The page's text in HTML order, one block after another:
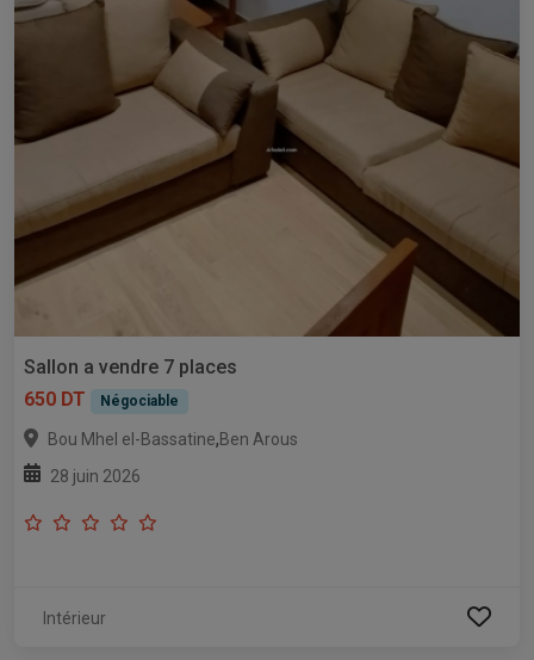
Sallon a vendre 7 places
650 DT
Négociable
Bou Mhel el-Bassatine,Ben Arous
28 juin 2026
Intérieur